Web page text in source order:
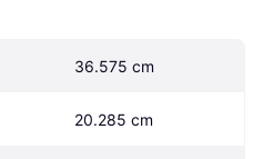
36.575 cm
20.285 cm